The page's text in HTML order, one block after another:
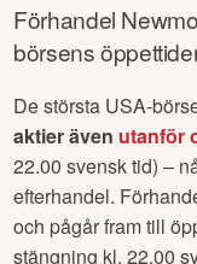
Förhandel
börsens
De största USA-
aktier även utanför
22.00 svensk tid) –
efterhandel.
och pågår fram till
stängning kl. 22.00